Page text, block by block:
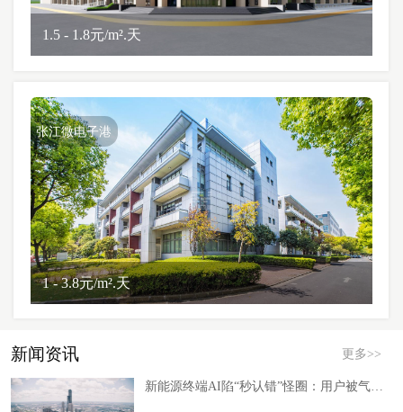
1.5 - 1.8元/m².天
张江微电子港
1 - 3.8元/m².天
新闻资讯 更多>>